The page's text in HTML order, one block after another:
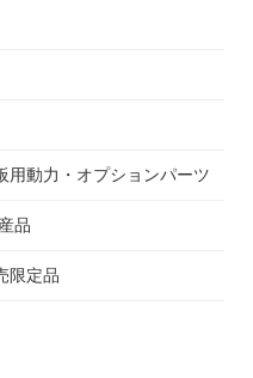
用動力・オプションパーツ
品
限定品